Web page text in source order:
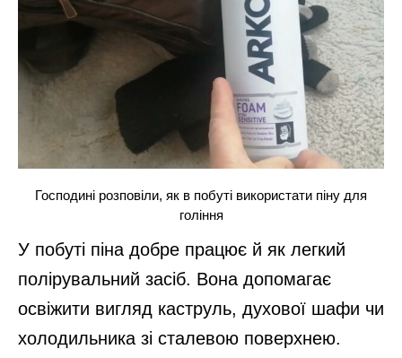
Господині розповіли, як в побуті використати піну для
гоління
У побуті піна добре працює й як легкий
полірувальний засіб. Вона допомагає
освіжити вигляд каструль, духової шафи чи
холодильника зі сталевою поверхнею.